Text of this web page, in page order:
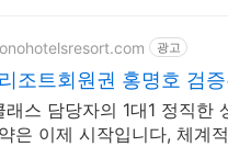
광고
조트회원권 홍명호 검
스 담당자의 1대1 정직한
은 이제 시작입니다, 체계